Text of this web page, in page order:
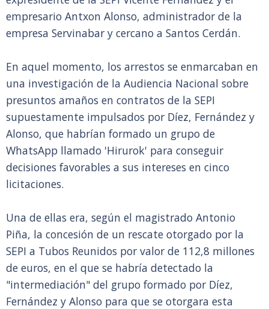
empresario Antxon Alonso, administrador de la
empresa Servinabar y cercano a Santos Cerdán.
En aquel momento, los arrestos se enmarcaban en
una investigación de la Audiencia Nacional sobre
presuntos amaños en contratos de la SEPI
supuestamente impulsados por Díez, Fernández y
Alonso, que habrían formado un grupo de
WhatsApp llamado 'Hirurok' para conseguir
decisiones favorables a sus intereses en cinco
licitaciones.
Una de ellas era, según el magistrado Antonio
Piña, la concesión de un rescate otorgado por la
SEPI a Tubos Reunidos por valor de 112,8 millones
de euros, en el que se habría detectado la
"intermediación" del grupo formado por Díez,
Fernández y Alonso para que se otorgara esta